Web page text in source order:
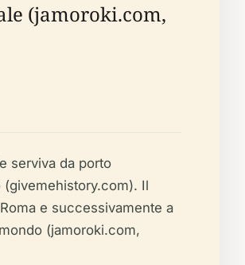
(jamoroki.com,
serviva da porto
Il
e successivamente a
(jamoroki.com,